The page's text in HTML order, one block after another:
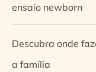
ensaio newborn
Descubra onde
a família